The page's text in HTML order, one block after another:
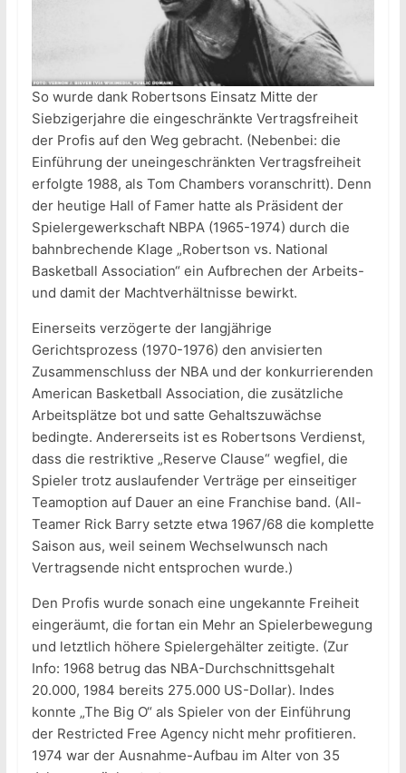
So wurde dank Robertsons Einsatz Mitte der
Siebzigerjahre die eingeschränkte Vertragsfreiheit
der Profis auf den Weg gebracht. (Nebenbei: die
Einführung der uneingeschränkten Vertragsfreiheit
erfolgte 1988, als Tom Chambers voranschritt). Denn
der heutige Hall of Famer hatte als Präsident der
Spielergewerkschaft NBPA (1965-1974) durch die
bahnbrechende Klage „Robertson vs. National
Basketball Association“ ein Aufbrechen der Arbeits-
und damit der Machtverhältnisse bewirkt.
Einerseits verzögerte der langjährige
Gerichtsprozess (1970-1976) den anvisierten
Zusammenschluss der NBA und der konkurrierenden
American Basketball Association, die zusätzliche
Arbeitsplätze bot und satte Gehaltszuwächse
bedingte. Andererseits ist es Robertsons Verdienst,
dass die restriktive „Reserve Clause“ wegfiel, die
Spieler trotz auslaufender Verträge per einseitiger
Teamoption auf Dauer an eine Franchise band. (All-
Teamer Rick Barry setzte etwa 1967/68 die komplette
Saison aus, weil seinem Wechselwunsch nach
Vertragsende nicht entsprochen wurde.)
Den Profis wurde sonach eine ungekannte Freiheit
eingeräumt, die fortan ein Mehr an Spielerbewegung
und letztlich höhere Spielergehälter zeitigte. (Zur
Info: 1968 betrug das NBA-Durchschnittsgehalt
20.000, 1984 bereits 275.000 US-Dollar). Indes
konnte „The Big O“ als Spieler von der Einführung
der Restricted Free Agency nicht mehr profitieren.
1974 war der Ausnahme-Aufbau im Alter von 35